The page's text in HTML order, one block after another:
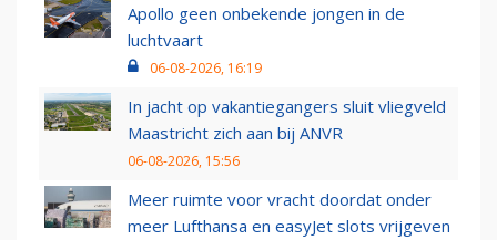
Apollo geen onbekende jongen in de
luchtvaart
06-08-2026, 16:19
In jacht op vakantiegangers sluit vliegveld
Maastricht zich aan bij ANVR
06-08-2026, 15:56
Meer ruimte voor vracht doordat onder
meer Lufthansa en easyJet slots vrijgeven